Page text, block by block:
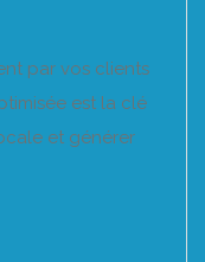
par vos clients
est la clé
et générer